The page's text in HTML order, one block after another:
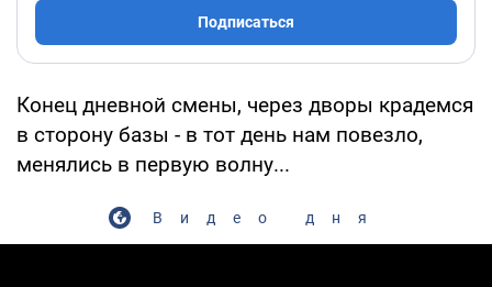
Подписаться
Конец дневной смены, через дворы крадемся
в сторону базы - в тот день нам повезло,
менялись в первую волну...
Видео дня